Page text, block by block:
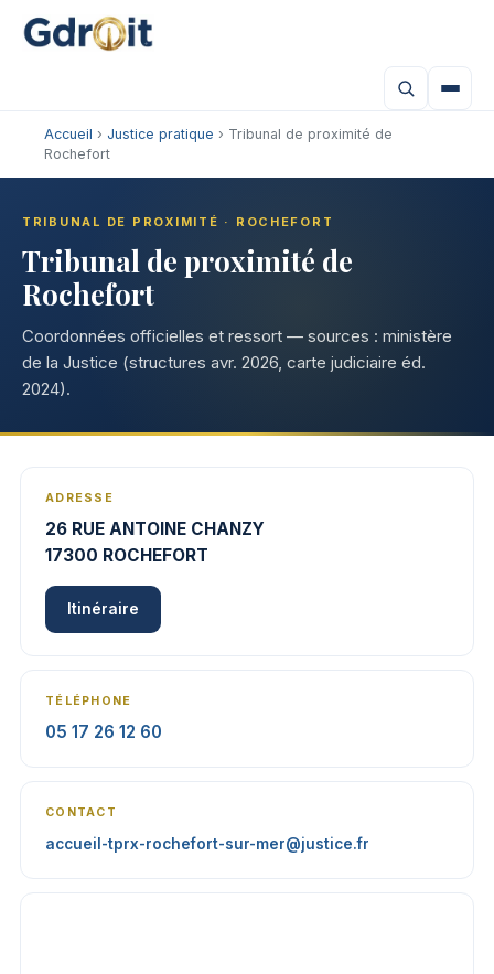
Accueil › Justice pratique › Tribunal de proximité de
Rochefort
TRIBUNAL DE PROXIMITÉ · ROCHEFORT
Tribunal de proximité de
Rochefort
Coordonnées officielles et ressort — sources : ministère
de la Justice (structures avr. 2026, carte judiciaire éd.
2024).
ADRESSE
26 RUE ANTOINE CHANZY
17300 ROCHEFORT
Itinéraire
TÉLÉPHONE
05 17 26 12 60
CONTACT
accueil-tprx-rochefort-sur-mer@justice.fr